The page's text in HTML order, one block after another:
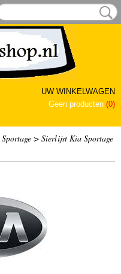
UW WINKELWAGEN
Geen producten (0)
Sportage > Sierlijst Kia Sportage